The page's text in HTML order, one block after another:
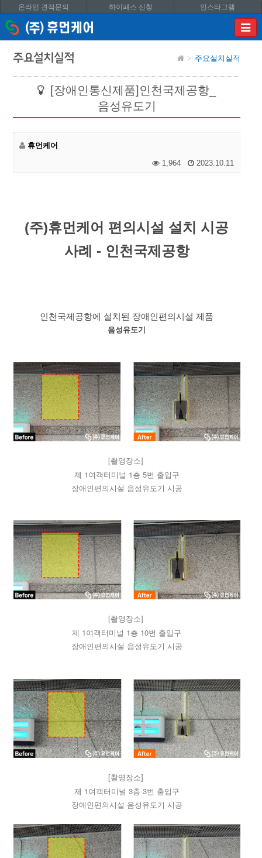
온라인 견적문의 하이패스 신청 인스타그램
이메
입력
주요설치실적 주요설치실적
[장애인통신제품]인천국제공항_
음성유도기
휴먼케어
1,964
2023.10.11
(주)휴먼케어 편의시설 설치 시공
사례 - 인천국제공항
인천국제공항에 설치된 장애인편의시설 제품
음성유도기
[촬영장소]
제 1여객터미널 1층 5번 출입구
장애인편의시설 음성유도기 시공
[촬영장소]
제 1여객터미널 1층 10번 출입구
장애인편의시설 음성유도기 시공
[촬영장소]
제 1여객터미널 3층 3번 출입구
장애인편의시설 음성유도기 시공